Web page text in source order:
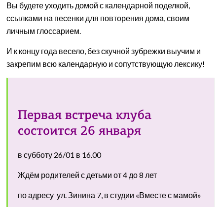
Вы будете уходить домой с календарной поделкой,
ссылками на песенки для повторения дома, своим
личным глоссарием.
И к концу года весело, без скучной зубрежки выучим и
закрепим всю календарную и сопутствующую лексику!
Первая встреча клуба
состоится 26 января
в субботу 26/01 в 16.00
Ждём родителей с детьми от 4 до 8 лет
по адресу ул. Зинина 7, в студии «Вместе с мамой»